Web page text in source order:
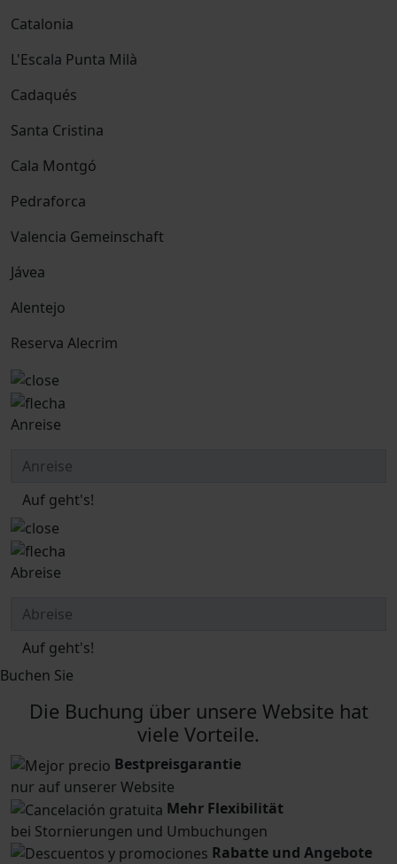
Catalonia
L'Escala Punta Milà
Cadaqués
Santa Cristina
Cala Montgó
Pedraforca
Valencia Gemeinschaft
Jávea
Alentejo
Reserva Alecrim
Anreise
Auf geht's!
Abreise
Auf geht's!
Buchen Sie
Die Buchung über unsere Website hat
viele Vorteile.
Bestpreisgarantie
nur auf unserer Website
Mehr Flexibilität
bei Stornierungen und Umbuchungen
Rabatte und Angebote